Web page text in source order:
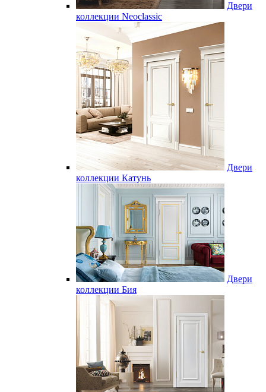
Двери
коллекции Neoclassic
Двери
коллекции Катунь
Двери
коллекции Бия